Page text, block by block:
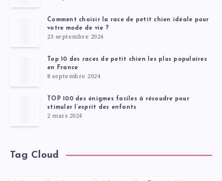
Comment choisir la race de petit chien idéale pour
votre mode de vie ?
23 septembre 2024
Top 10 des races de petit chien les plus populaires
en France
8 septembre 2024
TOP 100 des énigmes faciles à résoudre pour
stimuler l’esprit des enfants
2 mars 2024
Tag Cloud